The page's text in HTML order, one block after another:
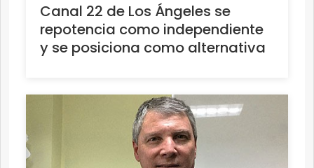
Canal 22 de Los Ángeles se
repotencia como independiente
y se posiciona como alternativa